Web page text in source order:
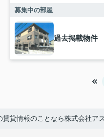
募集中の部屋
過去掲載物件
賃貸情報のことなら株式会社ア